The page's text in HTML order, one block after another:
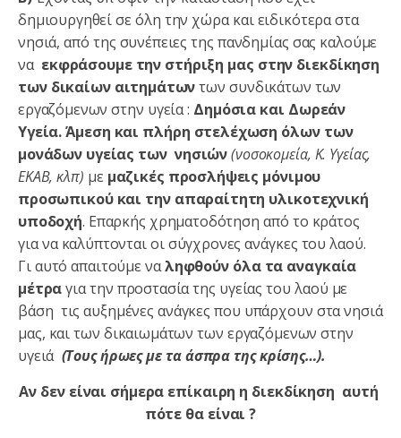
δημιουργηθεί σε όλη την χώρα και ειδικότερα στα
νησιά, από της συνέπειες της πανδημίας σας καλούμε
να εκφράσουμε την στήριξη μας στην διεκδίκηση
των δικαίων αιτημάτωντων συνδικάτων των
εργαζόμενων στην υγεία : Δημόσια και Δωρεάν
Υγεία. Άμεση και πλήρη στελέχωση όλων των
μονάδων υγείας των νησιών(νοσοκομεία, Κ. Υγείας,
ΕΚΑΒ, κλπ) με μαζικές προσλήψεις μόνιμου
προσωπικού και την απαραίτητη υλικοτεχνική
υποδοχή. Επαρκής χρηματοδότηση από το κράτος
για να καλύπτονται οι σύγχρονες ανάγκες του λαού.
Γι αυτό απαιτούμε ναληφθούν όλα τα αναγκαία
μέτραγια την προστασία της υγείας του λαού με
βάση τις αυξημένες ανάγκες που υπάρχουν στα νησιά
μας, και των δικαιωμάτων των εργαζόμενων στην
υγειά (Τους ήρωες με τα άσπρα της κρίσης…).
Αν δεν είναι σήμερα επίκαιρη η διεκδίκηση αυτή
πότε θα είναι ?